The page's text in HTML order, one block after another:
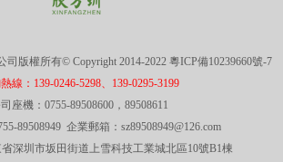
版權所有© Copyright 2014-2022 粵ICP備10239660號-7
線：139-0246-5298、139-0295-3199
座機：0755-89508600，89508611
89508949 企業郵箱：sz89508949@126.com
深圳市坂田街道上雪科技工業城北區10號B1棟